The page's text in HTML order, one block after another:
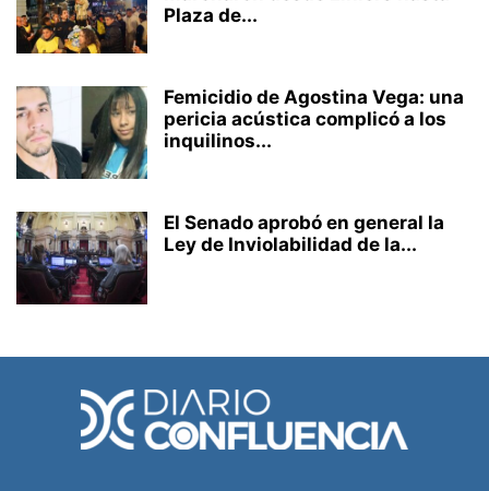
Plaza de...
Femicidio de Agostina Vega: una
pericia acústica complicó a los
inquilinos...
El Senado aprobó en general la
Ley de Inviolabilidad de la...